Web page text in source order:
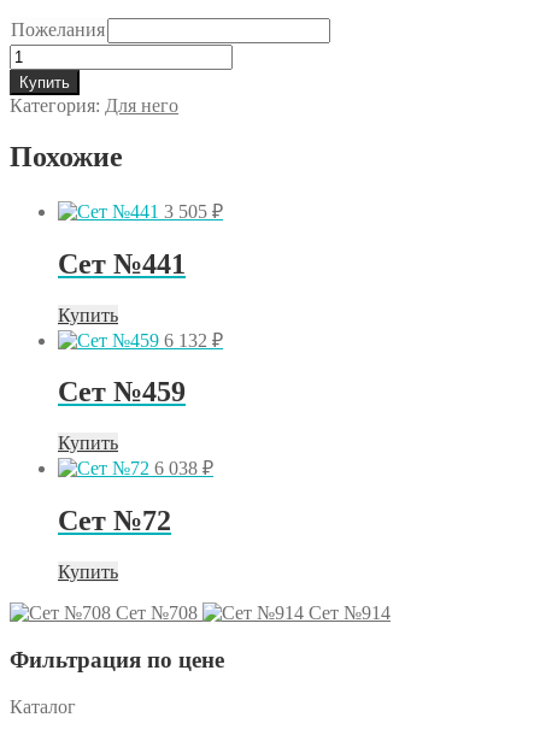
Пожелания
Количество
товара
Сет
№918
Купить
Категория: Для него
Похожие
3 505 ₽
Сет №441
Купить
6 132 ₽
Сет №459
Купить
6 038 ₽
Сет №72
Купить
Сет №708
Сет №914
Фильтрация по цене
Каталог